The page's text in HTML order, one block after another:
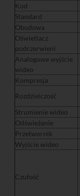
Kod
Standard
Obudowa
Oświetlacz
podczerwieni
Analogowe wyjście
wideo
Kompresja
Rozdzielczość
Strumienie wideo
Odświeżanie
Przetwornik
Wyjście wideo
Czułość